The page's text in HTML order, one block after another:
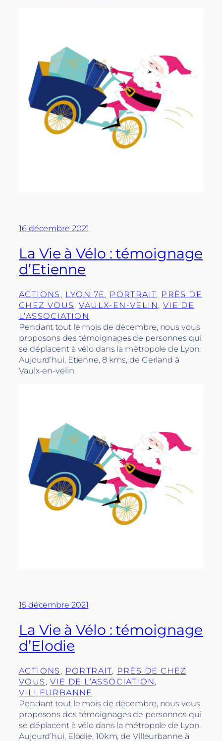
16 décembre 2021
La Vie à Vélo : témoignage
d’Etienne
ACTIONS , LYON 7E, PORTRAIT, PRÈS DE
CHEZ VOUS , VAULX-EN-VELIN, VIE DE
L’ASSOCIATION
Pendant tout le mois de décembre, nous vous
proposons des témoignages de personnes qui
se déplacent à vélo dans la métropole de Lyon.
Aujourd’hui, Etienne, 8 kms, de Gerland à
Vaulx-en-velin
15 décembre 2021
La Vie à Vélo : témoignage
d’Elodie
ACTIONS , PORTRAIT, PRÈS DE CHEZ
VOUS , VIE DE L’ASSOCIATION
VILLEURBANNE
Pendant tout le mois de décembre, nous vous
proposons des témoignages de personnes qui
se déplacent à vélo dans la métropole de Lyon.
Aujourd’hui, Elodie, 10km, de Villeurbanne à